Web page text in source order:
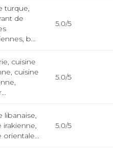
turque,
de
b...
5.0/5
cuisine
cuisine
5.0/5
libanaise,
irakienne,
orientale...
5.0/5